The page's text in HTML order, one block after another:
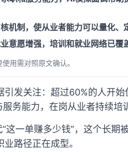
机制，使从业者能力可以量化、
意愿增强，培训和就业网络已覆
用需对照原文确认。
发关注：超过60%的人开
务能力，在岗从业者持续培
这一单赚多少钱”，这个长
路径正在成型。